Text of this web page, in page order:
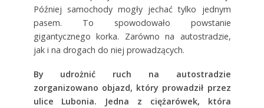
Później samochody mogły jechać tylko jednym
pasem. To spowodowało powstanie
gigantycznego korka. Zarówno na autostradzie,
jak i na drogach do niej prowadzących.
By udrożnić ruch na autostradzie
zorganizowano objazd, który prowadził przez
ulice Lubonia. Jedna z ciężarówek, która